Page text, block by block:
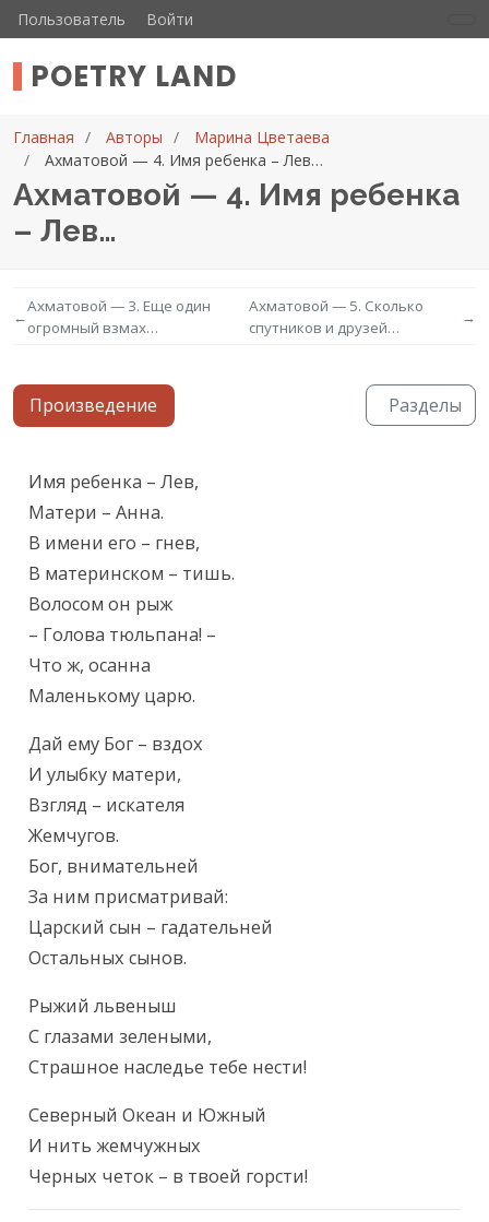
Пользователь Войти
POETRY LAND
Главная Авторы
Марина Цветаева
Ахматовой — 4. Имя ребенка – Лев…
Ахматовой — 4. Имя ребенка
– Лев…
←
Ахматовой — 3. Еще один
огромный взмах…
Ахматовой — 5. Сколько
спутников и друзей…
→
Произведение Разделы
Текст произведения
Имя ребенка – Лев,
Матери – Анна.
В имени его – гнев,
В материнском – тишь.
Волосом он рыж
– Голова тюльпана! –
Что ж, осанна
Маленькому царю.
Дай ему Бог – вздох
И улыбку матери,
Взгляд – искателя
Жемчугов.
Бог, внимательней
За ним присматривай:
Царский сын – гадательней
Остальных сынов.
Рыжий львеныш
С глазами зелеными,
Страшное наследье тебе нести!
Северный Океан и Южный
И нить жемчужных
Черных четок – в твоей горсти!